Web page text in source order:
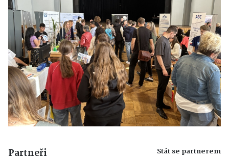
Partneři Stát se partnerem